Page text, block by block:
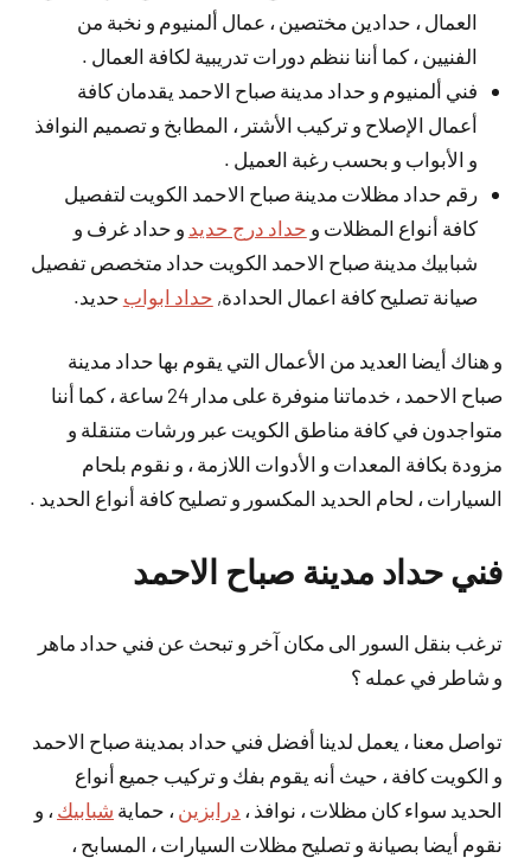
العمال ، حدادين مختصين ، عمال ألمنيوم و نخبة من
الفنيين ، كما أننا ننظم دورات تدريبية لكافة العمال .
فني ألمنيوم و حداد مدينة صباح الاحمد يقدمان كافة
أعمال الإصلاح و تركيب الأشتر ، المطابخ و تصميم النوافذ
و الأبواب و بحسب رغبة العميل .
رقم حداد مظلات مدينة صباح الاحمد الكويت لتفصيل
كافة أنواع المظلات و حداد درج حديد و حداد غرف و
شبابيك مدينة صباح الاحمد الكويت حداد متخصص تفصيل
صيانة تصليح كافة اعمال الحدادة, حداد ابواب حديد.
و هناك أيضا العديد من الأعمال التي يقوم بها حداد مدينة
صباح الاحمد ، خدماتنا منوفرة على مدار 24 ساعة ، كما أننا
متواجدون في كافة مناطق الكويت عبر ورشات متنقلة و
مزودة بكافة المعدات و الأدوات اللازمة ، و نقوم بلحام
السيارات ، لحام الحديد المكسور و تصليح كافة أنواع الحديد .
فني حداد مدينة صباح الاحمد
ترغب بنقل السور الى مكان آخر و تبحث عن فني حداد ماهر
و شاطر في عمله ؟
تواصل معنا ، يعمل لدينا أفضل فني حداد بمدينة صباح الاحمد
و الكويت كافة ، حيث أنه يقوم بفك و تركيب جميع أنواع
الحديد سواء كان مظلات ، نوافذ ، درابزين ، حماية شبابيك ، و
نقوم أيضا بصيانة و تصليح مظلات السيارات ، المسابح ،